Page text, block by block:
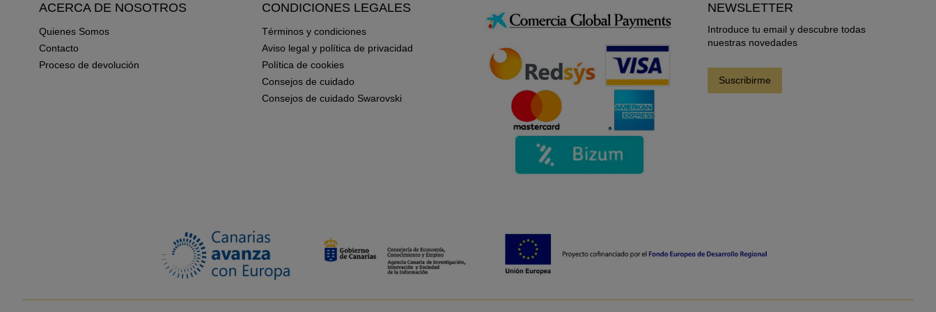
ACERCA DE NOSOTROS
Quienes Somos
Contacto
Proceso de devolución
CONDICIONES LEGALES
Términos y condiciones
Aviso legal y política de privacidad
Política de cookies
Consejos de cuidado
Consejos de cuidado Swarovski
NEWSLETTER
Introduce tu email y descubre todas
nuestras novedades
Suscribirme